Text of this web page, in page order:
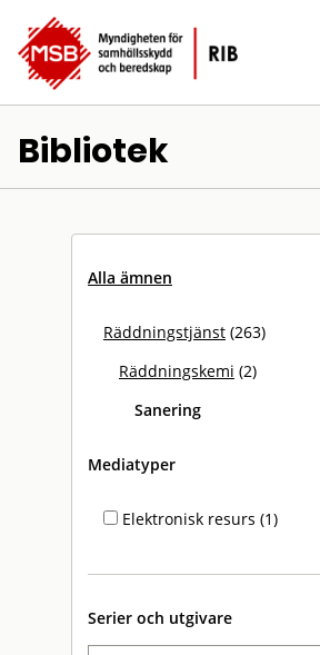
Bibliotek
Alla ämnen
Räddningstjänst (263)
Räddningskemi (2)
Sanering
Mediatyper
Elektronisk resurs (1)
Serier och utgivare